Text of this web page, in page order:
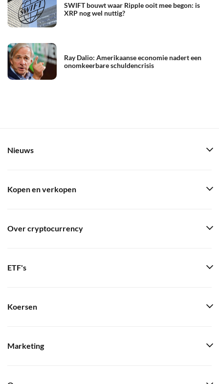
SWIFT bouwt waar Ripple ooit mee begon: is
XRP nog wel nuttig?
Ray Dalio: Amerikaanse economie nadert een
onomkeerbare schuldencrisis
Nieuws
Kopen en verkopen
Over cryptocurrency
ETF's
Koersen
Marketing